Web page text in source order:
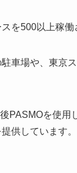
を500以上稼働
車場や、東京
PASMOを使用
供しています。